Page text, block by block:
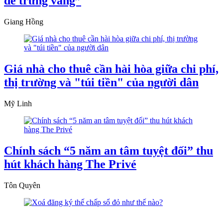
Giang Hồng
Giá nhà cho thuê cần hài hòa giữa chi phí,
thị trường và "túi tiền" của người dân
Mỹ Linh
Chính sách “5 năm an tâm tuyệt đối” thu
hút khách hàng The Privé
Tôn Quyên